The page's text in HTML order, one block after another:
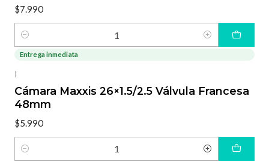
$7.990
Cantidad
Entrega inmediata
|
Cámara Maxxis 26×1.5/2.5 Válvula Francesa
48mm
$5.990
Cantidad